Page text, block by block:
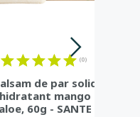
(0)
de par solid
hidratant mango
aloe, 60g - SANTE